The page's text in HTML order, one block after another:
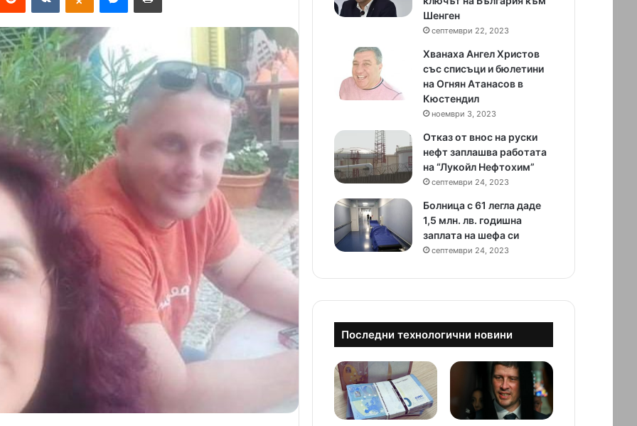
Шенген
септември 22, 2023
Хванаха Ангел Христов
със списъци и бюлетини
на Огнян Атанасов в
Кюстендил
ноември 3, 2023
Отказ от внос на руски
нефт заплашва работата
на “Лукойл Нефтохим”
септември 24, 2023
Болница с 61 легла даде
1,5 млн. лв. годишна
заплата на шефа си
септември 24, 2023
Последни технологични новини